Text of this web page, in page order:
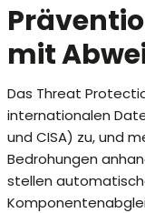
mit
Das Threat
internationalen
und CISA) zu, und
Bedrohungen
stellen